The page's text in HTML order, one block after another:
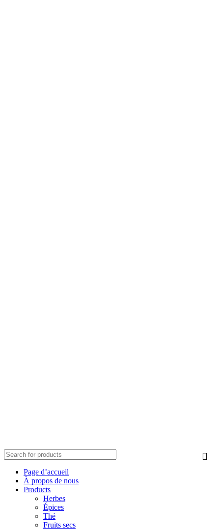
Page d’accueil
À propos de nous
Products
Herbes
Épices
Thé
Fruits secs